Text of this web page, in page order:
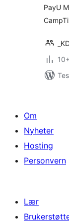
PayU
Om
Nyheter
Hosting
Personvern
Lær